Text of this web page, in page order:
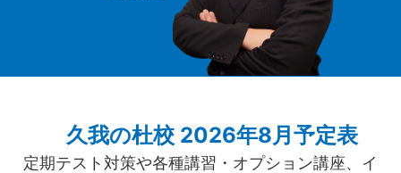
久我の杜校 2026年8月予定表
定期テスト対策や各種講習・オプション講座、イ